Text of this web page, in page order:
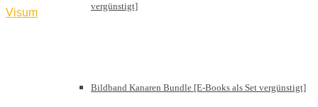
vergünstigt]
Bildband Kanaren Bundle [E-Books als Set vergünstigt]
Visum